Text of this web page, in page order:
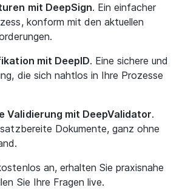
mit DeepSign. Ein einfacher
konform mit den aktuellen
mit DeepID. Eine sichere und
die sich nahtlos in Ihre Prozesse
Validierung mit DeepValidator.
Dokumente, ganz ohne
an, erhalten Sie praxisnahe
Sie Ihre Fragen live.